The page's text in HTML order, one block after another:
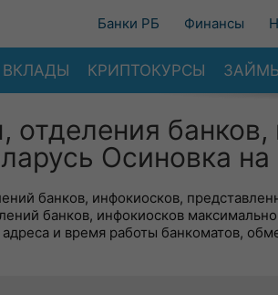
Банки РБ Финансы
ВКЛАДЫ КРИПТОКУРСЫ
банков,
Осиновка на
банков, инфокиосков,
банков, инфокиосков
и время работы банкоматов,